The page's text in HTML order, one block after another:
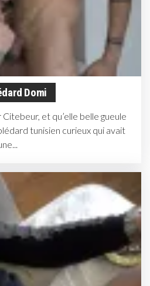
Domi
et qu’elle belle gueule
tunisien curieux qui avait